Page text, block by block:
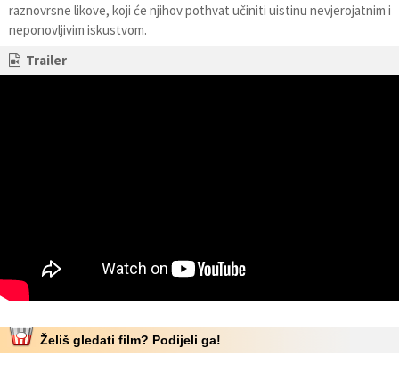
raznovrsne likove, koji će njihov pothvat učiniti uistinu nevjerojatnim i
neponovljivim iskustvom.
Trailer
Želiš gledati film? Podijeli ga!